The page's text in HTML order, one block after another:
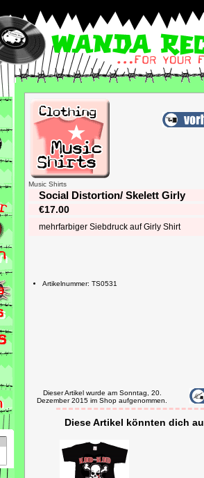
Music Shirts
Social Distortion/ Skelett Girly
€17.00
mehrfarbiger Siebdruck auf Girly Shirt
Artikelnummer: TS0531
Dieser Artikel wurde am Sonntag, 20.
Dezember 2015 im Shop aufgenommen.
Diese Artikel könnten dich